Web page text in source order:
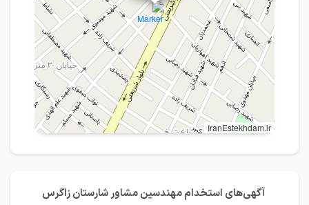
IranEstekhdam.ir
آگهی‌های استخدام مهندسین مشاور شارستان زاگرس